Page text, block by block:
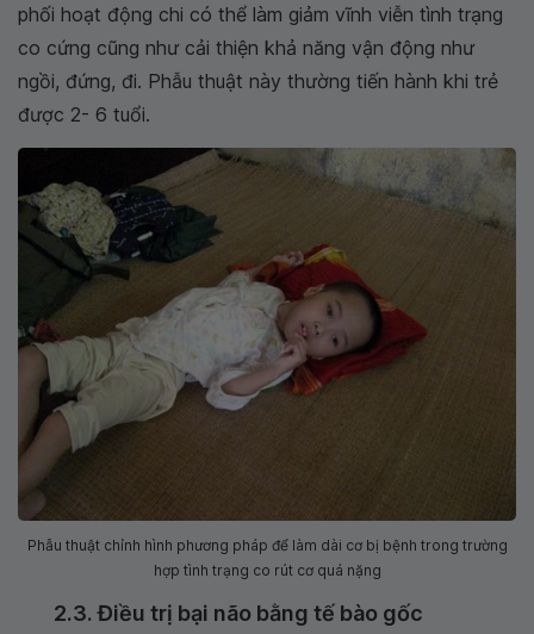
phối hoạt động chi có thể làm giảm vĩnh viễn tình trạng
co cứng cũng như cải thiện khả năng vận động như
ngồi, đứng, đi. Phẫu thuật này thường tiến hành khi trẻ
được 2- 6 tuổi.
Phẫu thuật chỉnh hình phương pháp để làm dài cơ bị bệnh trong trường
hợp tình trạng co rút cơ quá nặng
2.3. Điều trị bại não bằng tế bào gốc